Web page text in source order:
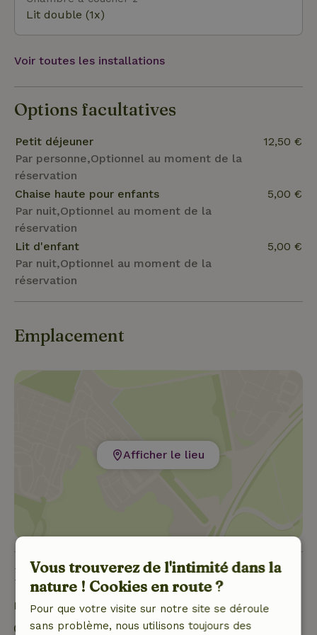
un nombre illimité de personnes moyennant un
Lit double (1x)
Voir toutes les installations
Options facultatives
Petit déjeuner
Par personne,Optionnel au moment de la
réservation
12,50 €
Chaise haute pour enfants
Par nuit,Optionnel au moment de la
réservation
5,00 €
Lit d'enfant
Par nuit,Optionnel au moment de la
réservation
5,00 €
Emplacement
Afficher le lieu
Bon à savoir
Détails du séjour
Arrivée: 14:00- 20:00
Vous trouverez de l'intimité dans la
nature ! Cookies en route ?
Pour que votre visite sur notre site se déroule
sans problème, nous utilisons toujours des